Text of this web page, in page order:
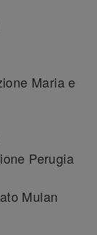
Maria e
Perugia
Mulan